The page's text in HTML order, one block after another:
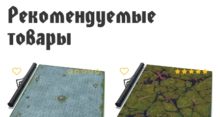
Рекомендуемые
товары